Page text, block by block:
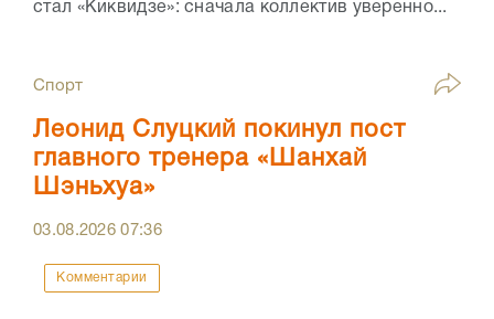
стал «Киквидзе»: сначала коллектив уверенно...
Спорт
Леонид Слуцкий покинул пост
главного тренера «Шанхай
Шэньхуа»
03.08.202607:36
Комментарии